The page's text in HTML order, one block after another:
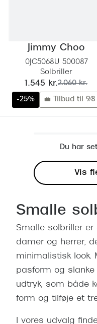
Jimmy Choo
0JC5068U 500087
Solbriller
nu:
1.545 kr.før:
2.060 kr.
-25% 💼 Tilbud til 9/8
Du har
Vis
Smalle
Smalle solbriller
damer og herrer,
minimalistisk look.
pasform og
udtryk, som både
form og tilføje et
I vores udvalg